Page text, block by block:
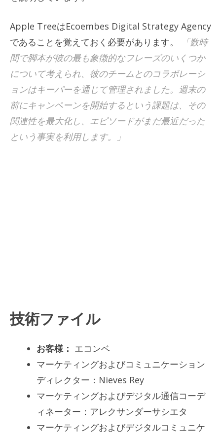
Apple TreeはEcoembes Digital Strategy Agency
であることを覚えておく必要があります。
「数時
間で脚本が彼の最も象徴的なフレーズのいくつか
について考えられ、彼のチームとのコラボレーシ
ョンはキーパーを通じて管理されました。週末の
前にキャンペーンを開始するという課題は、その
関連性を最大化し、エピソードがまだ最近だった
という事実を利用します。」
技術ファイル
お客様： エコンベ
マーケティングおよびコミュニケーション
ディレクター：Nieves Rey
マーケティングおよびデジタル通信コーデ
ィネーター：アレクサンダーサシエタ
マーケティングおよびデジタルコミュニケ